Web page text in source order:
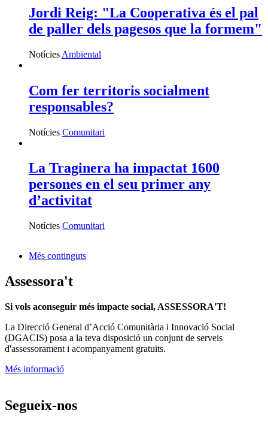
Jordi Reig: "La Cooperativa és el pal
de paller dels pagesos que la formem"
Notícies Ambiental
Com fer territoris socialment
responsables?
Notícies Comunitari
La Traginera ha impactat 1600
persones en el seu primer any
d’activitat
Notícies Comunitari
Més continguts
Assessora't
Si vols aconseguir més impacte social, ASSESSORA'T!
La Direcció General d’Acció Comunitària i Innovació Social
(DGACIS) posa a la teva disposició un conjunt de serveis
d'assessorament i acompanyament gratuïts.
Més informació
Segueix-nos